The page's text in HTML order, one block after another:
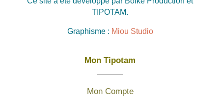
TIPOTAM.
Graphisme : Miou Studio
Mon Tipotam
Mon Compte